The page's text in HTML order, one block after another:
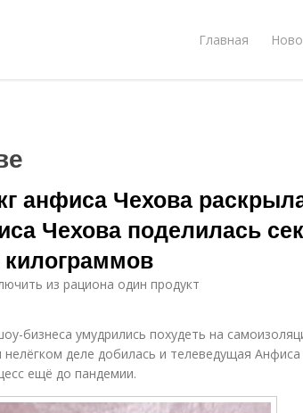
Главная
анфиса Чехова
Чехова поделилась
килограммов
из рациона один продукт
бизнеса умудрились похудеть на
деле добилась и телеведущая Анфиса
ещё до пандемии.